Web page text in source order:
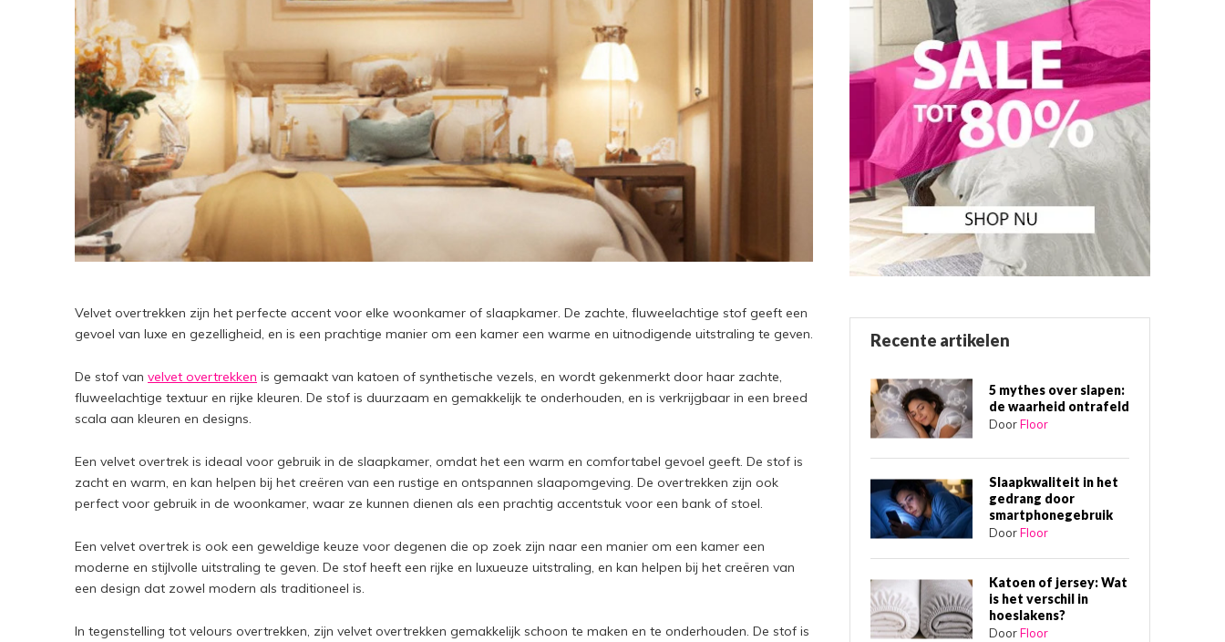
Velvet overtrekken zijn het perfecte accent voor elke woonkamer of slaapkamer. De zachte, fluweelachtige stof geeft een
gevoel van luxe en gezelligheid, en is een prachtige manier om een kamer een warme en uitnodigende uitstraling te geven.
De stof van velvet overtrekken is gemaakt van katoen of synthetische vezels, en wordt gekenmerkt door haar zachte,
fluweelachtige textuur en rijke kleuren. De stof is duurzaam en gemakkelijk te onderhouden, en is verkrijgbaar in een breed
scala aan kleuren en designs.
Een velvet overtrek is ideaal voor gebruik in de slaapkamer, omdat het een warm en comfortabel gevoel geeft. De stof is
zacht en warm, en kan helpen bij het creëren van een rustige en ontspannen slaapomgeving. De overtrekken zijn ook
perfect voor gebruik in de woonkamer, waar ze kunnen dienen als een prachtig accentstuk voor een bank of stoel.
Een velvet overtrek is ook een geweldige keuze voor degenen die op zoek zijn naar een manier om een kamer een
moderne en stijlvolle uitstraling te geven. De stof heeft een rijke en luxueuze uitstraling, en kan helpen bij het creëren van
een design dat zowel modern als traditioneel is.
In tegenstelling tot velours overtrekken, zijn velvet overtrekken gemakkelijk schoon te maken en te onderhouden. De stof is
Recente artikelen
5 mythes over slapen:
de waarheid ontrafeld
DoorFloor
Slaapkwaliteit in het
gedrang door
smartphonegebruik
DoorFloor
Katoen of jersey: Wat
is het verschil in
hoeslakens?
DoorFloor